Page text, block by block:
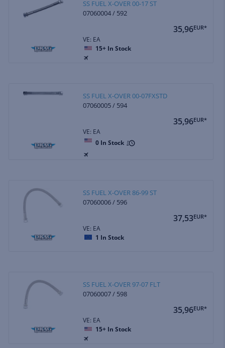
SS FUEL X-OVER 00-17 ST
07060004 / 592
35,96EUR*
VE: EA
15+ In Stock
SS FUEL X-OVER 00-07FXSTD
07060005 / 594
35,96EUR*
VE: EA
0 In Stock
SS FUEL X-OVER 86-99 ST
07060006 / 596
37,53EUR*
VE: EA
1 In Stock
SS FUEL X-OVER 97-07 FLT
07060007 / 598
35,96EUR*
VE: EA
15+ In Stock